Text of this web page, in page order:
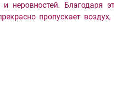
Благодаря
пропускает